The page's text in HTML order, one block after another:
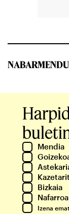
Mendia
Bizkaia
Nafarroa
Izena